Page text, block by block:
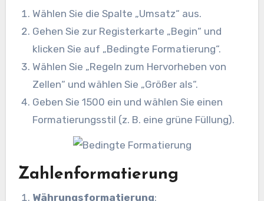
Wählen Sie die Spalte „Umsatz“ aus.
Gehen Sie zur Registerkarte „Begin“ und
klicken Sie auf „Bedingte Formatierung“.
Wählen Sie „Regeln zum Hervorheben von
Zellen“ und wählen Sie „Größer als“.
Geben Sie 1500 ein und wählen Sie einen
Formatierungsstil (z. B. eine grüne Füllung).
Zahlenformatierung
Währungsformatierung: